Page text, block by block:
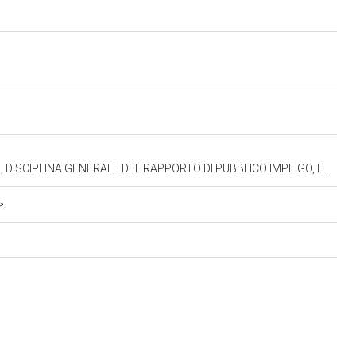
RAPPORTO DI PUBBLICO IMPIEGO, FRANCO CONCAS (11.07.1972-27.09.1973)